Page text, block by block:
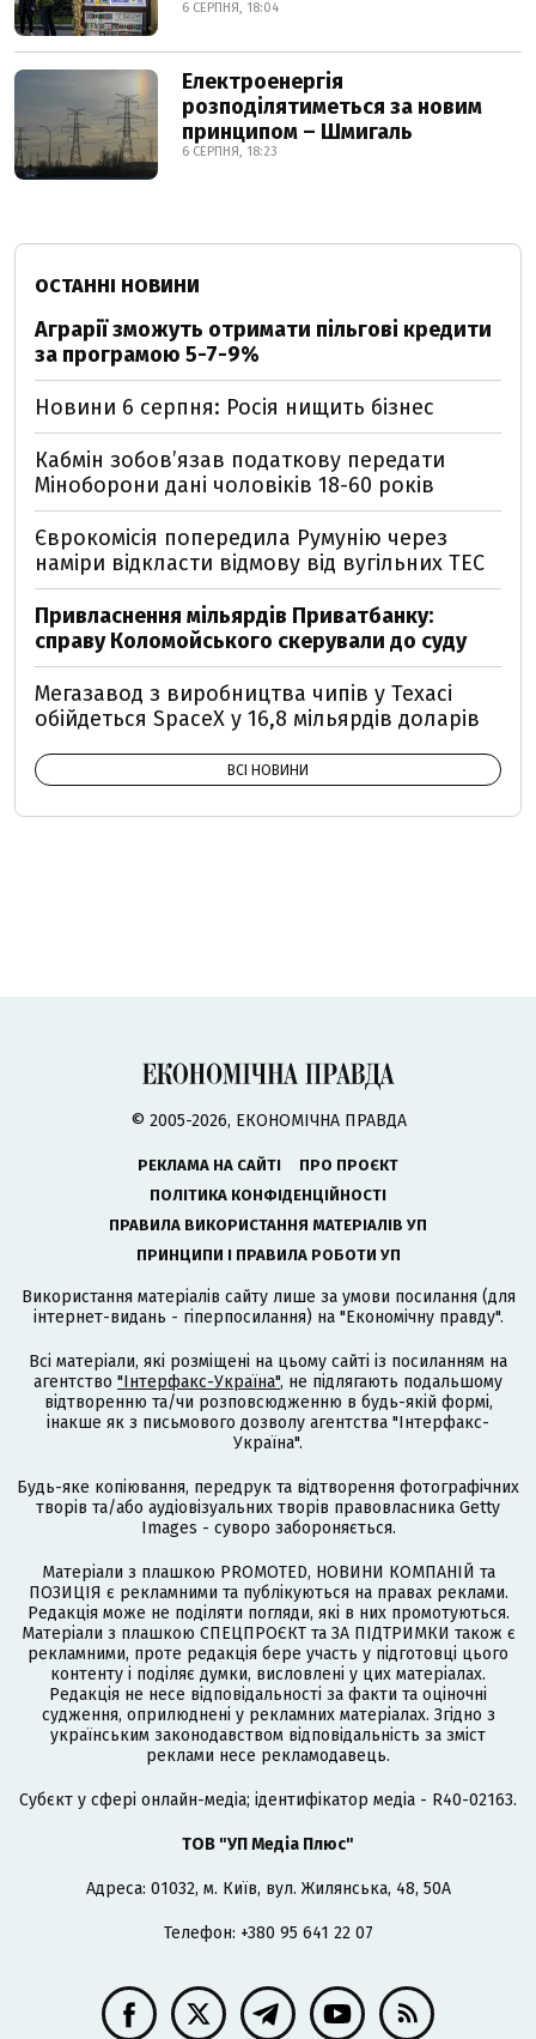
6 СЕРПНЯ, 18:04
Електроенергія
розподілятиметься за новим
принципом – Шмигаль
6 СЕРПНЯ, 18:23
ОСТАННІ НОВИНИ
Аграрії зможуть отримати пільгові кредити
за програмою 5-7-9%
Новини 6 серпня: Росія нищить бізнес
Кабмін зобовʼязав податкову передати
Міноборони дані чоловіків 18-60 років
Єврокомісія попередила Румунію через
наміри відкласти відмову від вугільних ТЕС
Привласнення мільярдів Приватбанку:
справу Коломойського скерували до суду
Мегазавод з виробництва чипів у Техасі
обійдеться SpaceX у 16,8 мільярдів доларів
ВСІ НОВИНИ
© 2005-2026, ЕКОНОМІЧНА ПРАВДА
РЕКЛАМА НА САЙТІ
ПРО ПРОЄКТ
ПОЛІТИКА КОНФІДЕНЦІЙНОСТІ
ПРАВИЛА ВИКОРИСТАННЯ МАТЕРІАЛІВ УП
ПРИНЦИПИ І ПРАВИЛА РОБОТИ УП
Використання матеріалів сайту лише за умови посилання (для
інтернет-видань - гіперпосилання) на "Економічну правду".
Всі матеріали, які розміщені на цьому сайті із посиланням на
агентство "Інтерфакс-Україна", не підлягають подальшому
відтворенню та/чи розповсюдженню в будь-якій формі,
інакше як з письмового дозволу агентства "Інтерфакс-
Україна".
Будь-яке копіювання, передрук та відтворення фотографічних
творів та/або аудіовізуальних творів правовласника Getty
Images - суворо забороняється.
Матеріали з плашкою PROMOTED, НОВИНИ КОМПАНІЙ та
ПОЗИЦІЯ є рекламними та публікуються на правах реклами.
Редакція може не поділяти погляди, які в них промотуються.
Матеріали з плашкою СПЕЦПРОЄКТ та ЗА ПІДТРИМКИ також є
рекламними, проте редакція бере участь у підготовці цього
контенту і поділяє думки, висловлені у цих матеріалах.
Редакція не несе відповідальності за факти та оціночні
судження, оприлюднені у рекламних матеріалах. Згідно з
українським законодавством відповідальність за зміст
реклами несе рекламодавець.
Cубєкт у сфері онлайн-медіа; ідентифікатор медіа - R40-02163.
ТОВ "УП Медіа Плюс"
Адреса: 01032, м. Київ, вул. Жилянська, 48, 50А
Телефон: +380 95 641 22 07